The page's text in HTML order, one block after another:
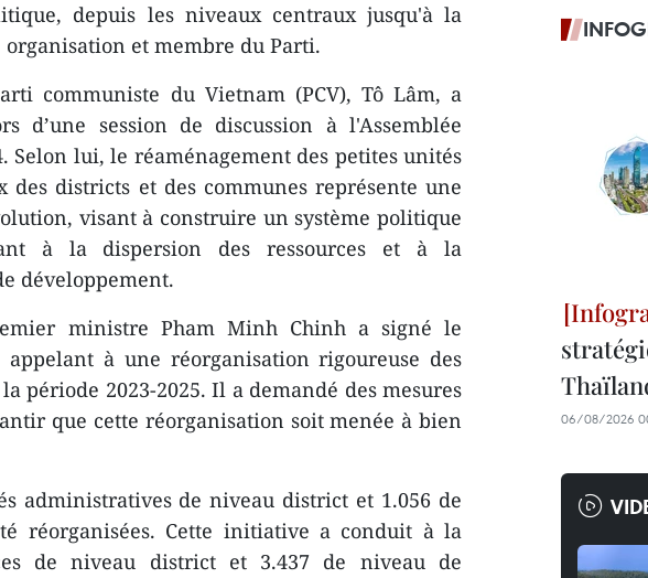
depuis les niveaux centraux jusqu'à la
organisation et membre du Parti.
communiste du Vietnam (PCV), Tô Lâm, a
d’une session de discussion à l'Assemblée
Selon lui, le réaménagement des petites unités
districts et des communes représente une
visant à construire un système politique
à la dispersion des ressources et à la
développement.
ministre Pham Minh Chinh a signé le
appelant à une réorganisation rigoureuse des
période 2023-2025. Il a demandé des mesures
que cette réorganisation soit menée à bien
administratives de niveau district et 1.056 de
réorganisées. Cette initiative a conduit à la
de niveau district et 3.437 de niveau de
06/08/2026